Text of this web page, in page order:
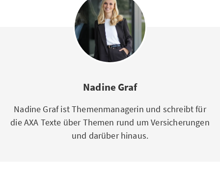
Nadine Graf
Nadine Graf ist Themenmanagerin und schreibt für
die AXA Texte über Themen rund um Versicherungen
und darüber hinaus.